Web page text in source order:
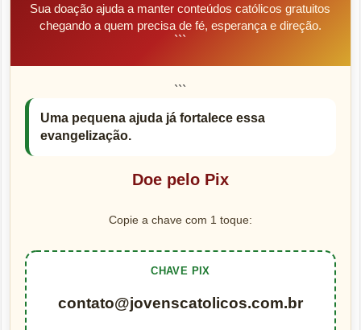
Sua doação ajuda a manter conteúdos católicos gratuitos
chegando a quem precisa de fé, esperança e direção.
```
```
Uma pequena ajuda já fortalece essa
evangelização.
Doe pelo Pix
Copie a chave com 1 toque:
CHAVE PIX
contato@jovenscatolicos.com.br